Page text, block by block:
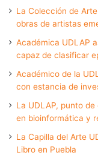
La Colección de
obras de artistas
Académica UDLAP
capaz de clasificar
Académico de la
con estancia de
La UDLAP, punto
en bioinformática y
La Capilla del Arte
Libro en Puebla